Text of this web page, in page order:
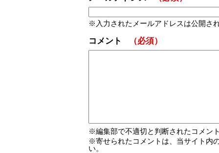
入力されたメールアドレスは公開さ
コメント （必須）
編集部で不適切と判断されたコメン
寄せられたコメントは、当サイト内
い。